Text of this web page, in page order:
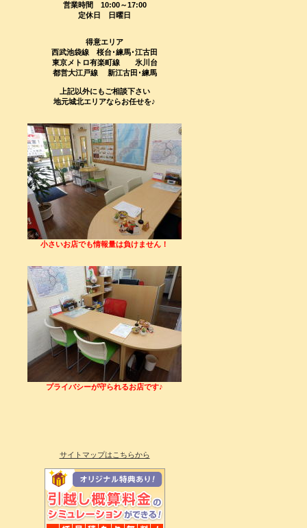
営業時間 10:00～17:00
定休日 日曜日
得意エリア
西武池袋線 桜台･練馬･江古田
東京メトロ有楽町線 氷川台
都営大江戸線 新江古田･練馬
上記以外にもご相談下さい
地元城北エリアならお任せを♪
小さいお店でも情報量は負けません！
プライバシーが守られるお店です♪
サイトマップはこちらから